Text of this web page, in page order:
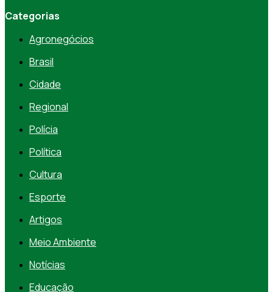
Categorias
Agronegócios
Brasil
Cidade
Regional
Polícia
Política
Cultura
Esporte
Artigos
Meio Ambiente
Notícias
Educação